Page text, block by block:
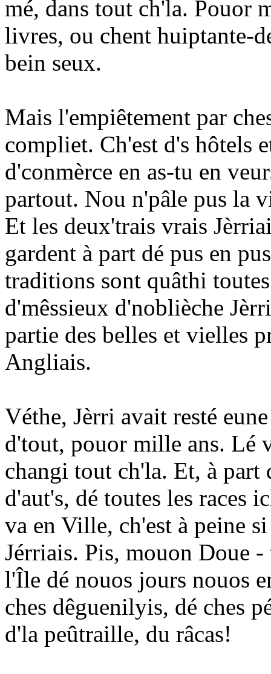
mé, dans tout ch'la. Pouor
livres, ou chent huiptante-
bein seux.
Mais l'empiêtement par
compliet. Ch'est d's hôtels
d'conmèrce en as-tu en
partout. Nou n'pâle pus la
Et les deux'trais vrais
gardent à part dé pus en
traditions sont quâthi
d'mêssieux d'noblièche
partie des belles et vielles
Angliais.
Véthe, Jèrri avait resté
d'tout, pouor mille ans. Lé
changi tout ch'la. Et, à part
d'aut's, dé toutes les races
va en Ville, ch'est à peine
Jérriais. Pis, mouon Doue
l'Île dé nouos jours nouos
ches dêguenilyis, dé ches
d'la peûtraille, du râcas!